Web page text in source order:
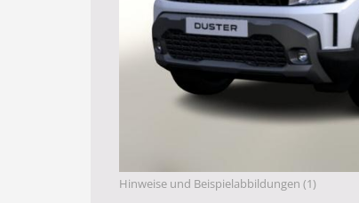
Hinweise und Beispielabbildungen (1)